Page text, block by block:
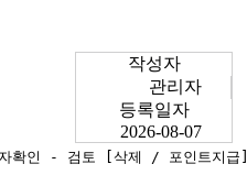
작성자
관리자
등록일자
2026-08-07
자확인 - 검토 [삭제 / 포인트지